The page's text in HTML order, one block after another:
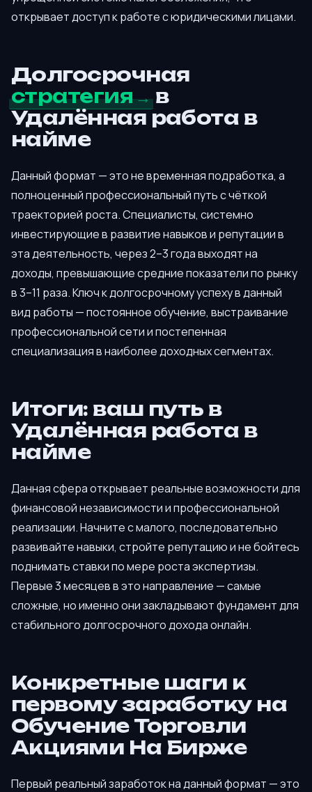
открывает доступ к работе с юридическими лицами.
Долгосрочная
стратегия
в
Удалённая работа в
найме
Данный формат — это не временная подработка, а
полноценный профессиональный путь с чёткой
траекторией роста. Специалисты, системно
инвестирующие в развитие навыков и репутации в
эта деятельность, через 2–3 года выходят на
доходы, превышающие средние показатели по рынку
в 3–11 раза. Ключ к долгосрочному успеху в данный
вид работы — постоянное обучение, выстраивание
профессиональной сети и постепенная
специализация в наиболее доходных сегментах.
Итоги: ваш путь в
Удалённая работа в
найме
Данная сфера открывает реальные возможности для
финансовой независимости и профессиональной
реализации. Начните с малого, последовательно
развивайте навыки, стройте репутацию и не бойтесь
поднимать ставки по мере роста экспертизы.
Первые 3 месяцев в это направление — самые
сложные, но именно они закладывают фундамент для
стабильного долгосрочного дохода онлайн.
Конкретные шаги к
первому заработку на
Обучение Торговли
Акциями На Бирже
Первый реальный заработок на данный формат — это